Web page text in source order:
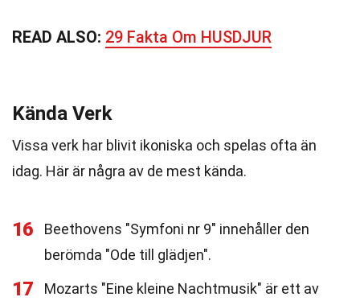
READ ALSO: 29 Fakta Om HUSDJUR
Kända Verk
Vissa verk har blivit ikoniska och spelas ofta än
idag. Här är några av de mest kända.
16
Beethovens "Symfoni nr 9" innehåller den
berömda "Ode till glädjen".
17
Mozarts "Eine kleine Nachtmusik" är ett av